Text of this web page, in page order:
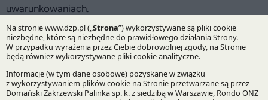
uwarunkowaniach.
Data:18 czerwca 2026 r., godz. 15:00–19:00
Miejsce:siedziba DZP, Rondo ONZ 1, Warszawa lub
online (MS Teams)
Rejestracja:
do 15 czerwca 2026 r., do godz. 12:00
Zarejestruj się >>>